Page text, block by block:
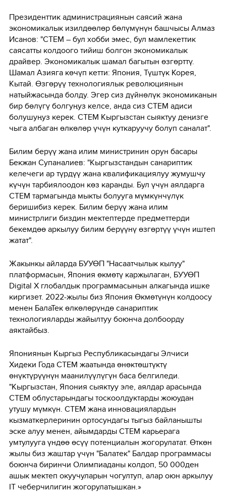
Президенттик администрациянын саясий жана
экономикалык изилдөөлөр бөлүмүнүн башчысы Алмаз
Исанов: "СТЕМ – бул хобби эмес, бул мамлекеттик
саясатты колдоого тийиш болгон экономикалык
драйвер. Экономикалык шамал багытын өзгөрттү.
Шамал Азияга көчүп кетти: Япония, Түштүк Корея,
Кытай. Өзгөрүү технологиялык революциянын
натыйжасында болду. Эгер сиз дүйнөлүк экономиканын
бир бөлүгү болгуңуз келсе, анда сиз СТЕМ адиси
болушуңуз керек. СТЕМ Кыргызстан сыяктуу деңизге
чыга албаган өлкөлөр үчүн куткаруучу болуп саналат".
Билим берүү жана илим министринин орун басары
Бекжан Супаналиев: "Кыргызстандын санариптик
келечеги ар түрдүү жана квалификациялуу жумушчу
күчүн тарбиялоодон көз каранды. Бул үчүн аялдарга
СТЕМ тармагында мыкты болууга мүмкүнчүлүк
беришибиз керек. Билим берүү жана илим
министрлиги биздин мектептерде предметтерди
бекемдөө аркылуу билим берүүнү өзгөртүү үчүн иштеп
жатат".
Жакынкы айларда БУУӨП "Насаатчылык кылуу"
платформасын, Япония өкмөтү каржылаган, БУУӨП
Digital X глобалдык программасынын алкагында ишке
киргизет. 2022-жылы биз Япония Өкмөтүнүн колдоосу
менен БалаТек өлкөлөрүндө санариптик
технологияларды жайылтуу боюнча долбоорду
аяктайбыз.
Япониянын Кыргыз Республикасындагы Элчиси
Хидеки Года СТЕМ жаатында өнөктөштүктү
өнүктүрүүнүн маанилүүлүгүн баса белгиледи.
"Кыргызстан, Япония сыяктуу эле, аялдар арасында
СТЕМ облустарындагы тоскоолдуктарды жоюудан
утушу мүмкүн. СТЕМ жана инновациялардын
кызматкерлеринин ортосундагы тыгыз байланышты
эске алуу менен, айымдарды СТЕМ карьерага
умтулууга үндөө өсүү потенциалын жогорулатат. Өткөн
жылы биз жаштар үчүн "Балатек" Балдар программасы
боюнча биринчи Олимпиаданы колдоп, 50 000ден
ашык мектеп окуучуларын чогултуп, алар оюн аркылуу
IT чеберчилигин жогорулатышкан.»